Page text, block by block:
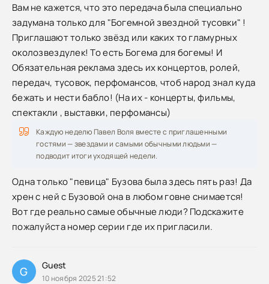
Вам не кажется, что это передача была специально
задумана только для "Богемной звездной тусовки" !
Приглашают только звёзд или каких то гламурных
околозвездулек! То есть Богема для богемы! И
Обязательная реклама здесь их концертов, ролей,
передач, тусовок, перфомансов, чтоб народ знал куда
бежать и нести бабло! (На их - концерты, фильмы,
спектакли , выставки, перфомансы)
Каждую неделю Павел Воля вместе с приглашенными
гостями — звездами и самыми обычными людьми —
подводит итоги уходящей недели.
Одна только "певица" Бузова была здесь пять раз! Да
хрен с ней с Бузовой она в любом говне снимается!
Вот где реально самые обычные люди? Подскажите
пожалуйста номер серии где их пригласили.
G Guest
10 ноября 2025 21:52